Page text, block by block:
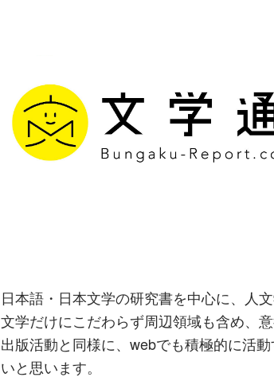
日本語・日本文学の研究書を中心に、人
文学だけにこだわらず周辺領域も含め、
出版活動と同様に、webでも積極的に活
いと思います。